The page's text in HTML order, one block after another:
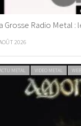
Grosse Radio Metal :
2026
METAL VIDEO METAL